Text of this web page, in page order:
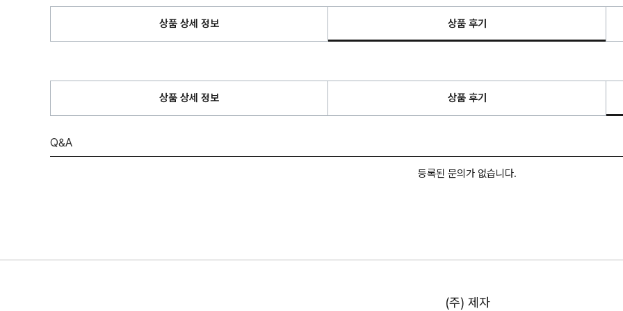
상품 상세 정보 상품 후기
상품 상세 정보 상품 후기
Q&A
등록된 문의가 없습니다.
(주) 제자